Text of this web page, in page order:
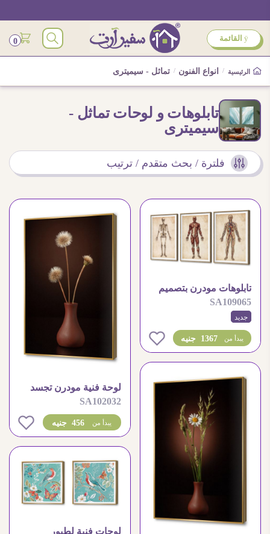
ÿ القائمة 0
الرئيسية / انواع الفنون / تماثل - سيميترى
تابلوهات و لوحات تماثل -
سيميترى
فلترة / بحث متقدم / ترتيب
تابلوهات مودرن بتصميم
تشريح جسم الإنسان
SA109065
جديد
1367 جنيه يبدأ من 0
لوحة فنية مودرن تجسد
زهور الهندباء البسيطة
SA102032
456 جنيه يبدأ من
لوحات فنية لطيور